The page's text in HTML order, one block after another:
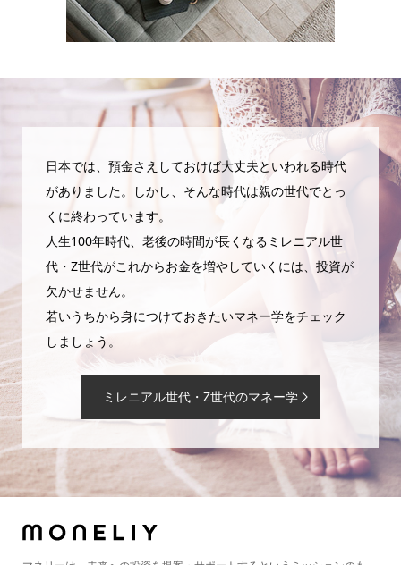
日本では、預金さえしておけば大丈夫といわれる時代
がありました。しかし、そんな時代は親の世代でとっ
くに終わっています。
人生100年時代、老後の時間が長くなるミレニアル世
代・Z世代がこれからお金を増やしていくには、投資が
欠かせません。
若いうちから身につけておきたいマネー学をチェック
しましょう。
ミレニアル世代・Z世代のマネー学